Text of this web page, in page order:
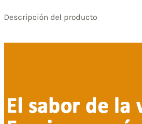
Descripción del producto